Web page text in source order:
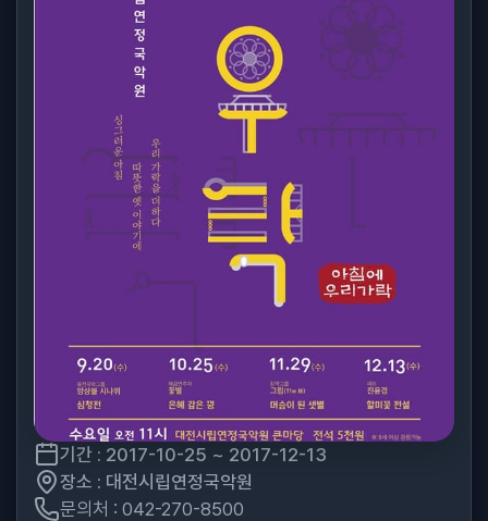
기간 : 2017-10-25 ~ 2017-12-13
장소 : 대전시립연정국악원
문의처 : 042-270-8500